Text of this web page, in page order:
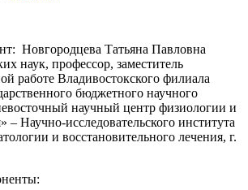
Новгородцева Татьяна Павловна
наук, профессор, заместитель
работе Владивостокского филиала
бюджетного научного
научный центр физиологии и
– Научно-исследовательского института
и восстановительного лечения, г.